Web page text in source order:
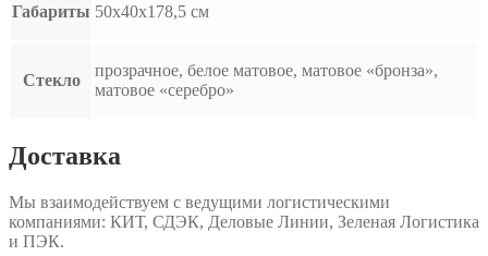
Габариты 50x40x178,5 см
Стекло
прозрачное, белое матовое, матовое «бронза»,
матовое «серебро»
Доставка
Мы взаимодействуем с ведущими логистическими
компаниями: КИТ, СДЭК, Деловые Линии, Зеленая Логистика
и ПЭК.